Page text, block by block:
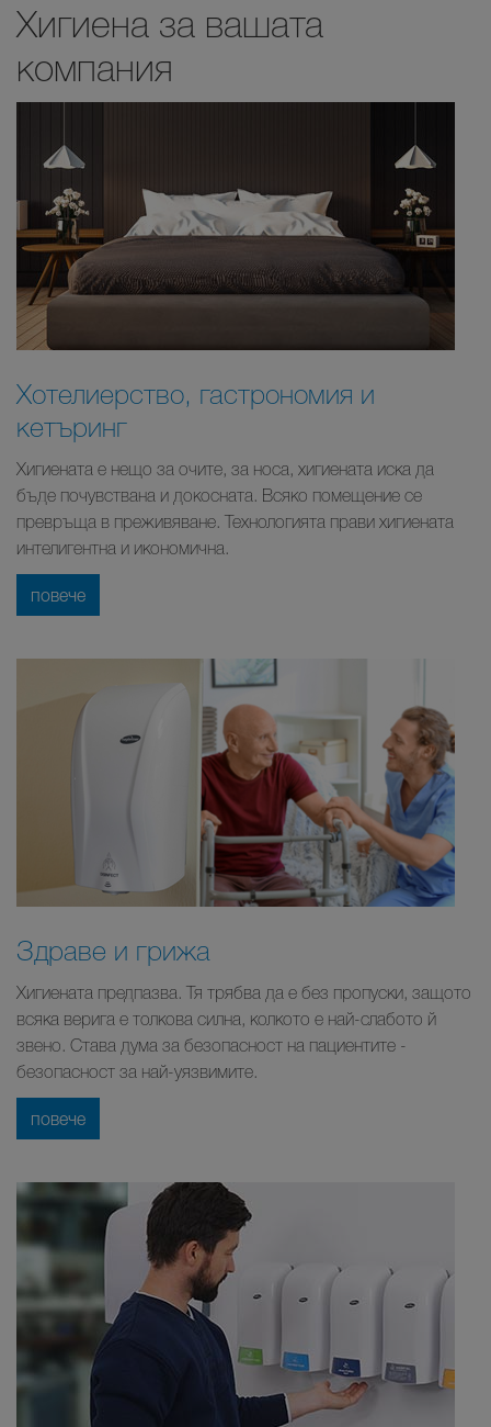
Хигиена за вашата
компания
Хотелиерство, гастрономия и
кетъринг
Хигиената е нещо за очите, за носа, хигиената иска да
бъде почувствана и докосната. Всяко помещение се
превръща в преживяване. Технологията прави хигиената
интелигентна и икономична.
повече
Здраве и грижа
Хигиената предпазва. Тя трябва да е без пропуски, защото
всяка верига е толкова силна, колкото е най-слабото й
звено. Става дума за безопасност на пациентите -
безопасност за най-уязвимите.
повече